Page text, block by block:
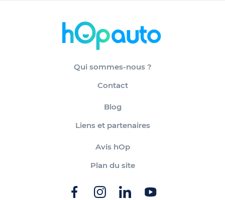
Qui sommes-nous ?
Contact
Blog
Liens et partenaires
Avis hOp
Plan du site